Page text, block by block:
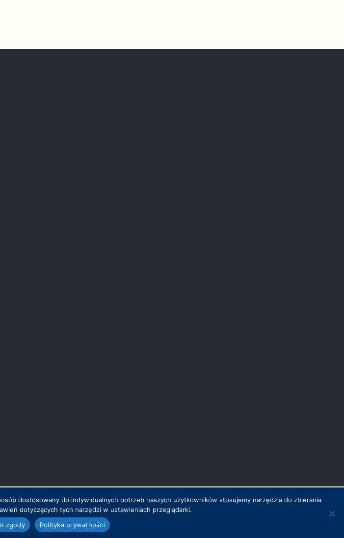
dostosowany do indywidualnych potrzeb naszych użytkowników stosujemy narzędzia do zbierania
dotyczących tych narzędzi w ustawieniach przeglądarki.
zgody Polityka prywatności